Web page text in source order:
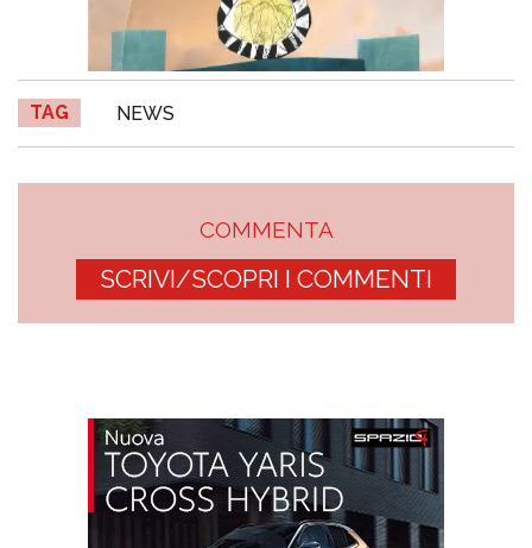
TAG NEWS
COMMENTA
SCRIVI/SCOPRI I COMMENTI